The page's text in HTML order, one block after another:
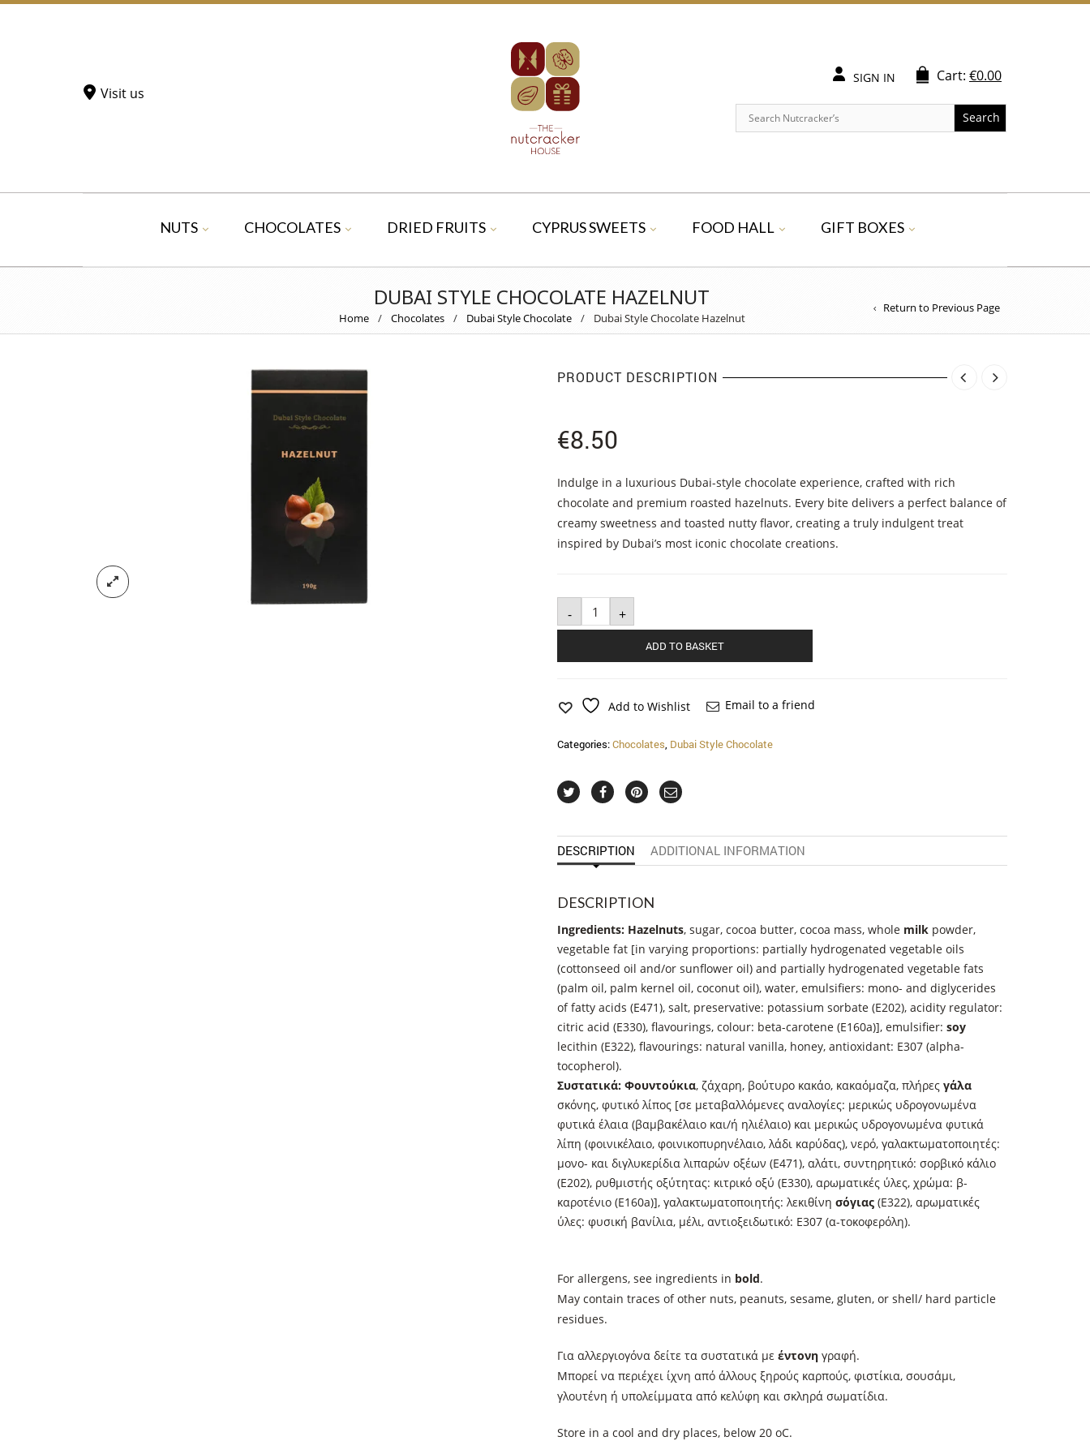
Visit us
Cart: €0.00
SIGN IN
Search
NUTS CHOCOLATES DRIED FRUITS CYPRUS SWEETS FOOD HALL GIFT BOXES
DUBAI STYLE CHOCOLATE HAZELNUT
Home / Chocolates / Dubai Style Chocolate / Dubai Style Chocolate Hazelnut
Return to Previous Page
PRODUCT DESCRIPTION
€8.50
Indulge in a luxurious Dubai-style chocolate experience, crafted with rich
chocolate and premium roasted hazelnuts. Every bite delivers a perfect balance of
creamy sweetness and toasted nutty flavor, creating a truly indulgent treat
inspired by Dubai’s most iconic chocolate creations.
-
Dubai
Style
Chocolate
+
ADD TO BASKET
Add to Wishlist Email to a friend
Categories:Chocolates, Dubai Style Chocolate
DESCRIPTION ADDITIONAL INFORMATION
DESCRIPTION
Ingredients: Hazelnuts, sugar, cocoa butter, cocoa mass, whole milk powder,
vegetable fat [in varying proportions: partially hydrogenated vegetable oils
(cottonseed oil and/or sunflower oil) and partially hydrogenated vegetable fats
(palm oil, palm kernel oil, coconut oil), water, emulsifiers: mono- and diglycerides
of fatty acids (E471), salt, preservative: potassium sorbate (E202), acidity regulator:
citric acid (E330), flavourings, colour: beta-carotene (E160a)], emulsifier: soy
lecithin (E322), flavourings: natural vanilla, honey, antioxidant: E307 (alpha-
tocopherol).
Συστατικά: Φουντούκια, ζάχαρη, βούτυρο κακάο, κακαόμαζα, πλήρες γάλα
σκόνης, φυτικό λίπος [σε μεταβαλλόμενες αναλογίες: μερικώς υδρογονωμένα
φυτικά έλαια (βαμβακέλαιο και/ή ηλιέλαιο) και μερικώς υδρογονωμένα φυτικά
λίπη (φοινικέλαιο, φοινικοπυρηνέλαιο, λάδι καρύδας), νερό, γαλακτωματοποιητές:
μονο- και διγλυκερίδια λιπαρών οξέων (E471), αλάτι, συντηρητικό: σορβικό κάλιο
(E202), ρυθμιστής οξύτητας: κιτρικό οξύ (E330), αρωματικές ύλες, χρώμα: β-
καροτένιο (E160a)], γαλακτωματοποιητής: λεκιθίνη σόγιας (E322), αρωματικές
ύλες: φυσική βανίλια, μέλι, αντιοξειδωτικό: E307 (α-τοκοφερόλη).
For allergens, see ingredients in bold.
May contain traces of other nuts, peanuts, sesame, gluten, or shell/ hard particle
residues.
Για αλλεργιογόνα δείτε τα συστατικά με έντονη γραφή.
Μπορεί να περιέχει ίχνη από άλλους ξηρούς καρπούς, φιστίκια, σουσάμι,
γλουτένη ή υπολείμματα από κελύφη και σκληρά σωματίδια.
Store in a cool and dry places, below 20 οC.